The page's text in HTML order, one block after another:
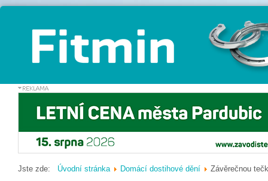
Jste zde: Úvodní stránka Domácí dostihové dění Závěrečnou